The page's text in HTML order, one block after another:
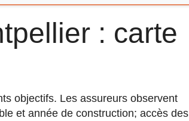
: carte
objectifs. Les assureurs observent
et année de construction; accès des